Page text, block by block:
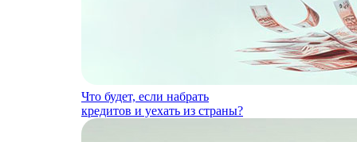
Что будет, если набрать
кредитов и уехать из страны?